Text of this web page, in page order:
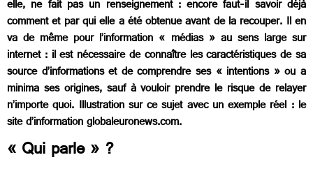
elle, ne fait pas un renseignement : encore faut-il savoir déjà
comment et par qui elle a été obtenue avant de la recouper. Il en
va de même pour l’information « médias » au sens large sur
internet : il est nécessaire de connaître les caractéristiques de sa
source d’informations et de comprendre ses « intentions » ou a
minima ses origines, sauf à vouloir prendre le risque de relayer
n’importe quoi. Illustration sur ce sujet avec un exemple réel : le
site d’information globaleuronews.com.
« Qui parle » ?